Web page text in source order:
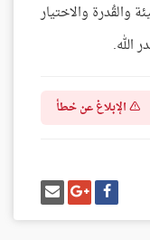
والقُدرة والاختيار
الله.
الإبلاغ عن خطأ
شارك
على
فيسبوك
شارك
على
غوغل
بلس
إرسل
إيميل